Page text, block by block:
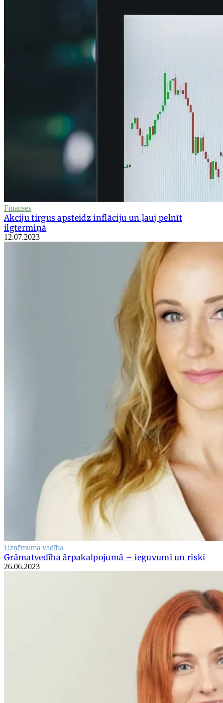
Finanses
Akciju tirgus apsteidz inflāciju un ļauj pelnīt
ilgtermiņā
12.07.2023
Uzņēmuma vadība
Grāmatvedība ārpakalpojumā – ieguvumi un riski
26.06.2023